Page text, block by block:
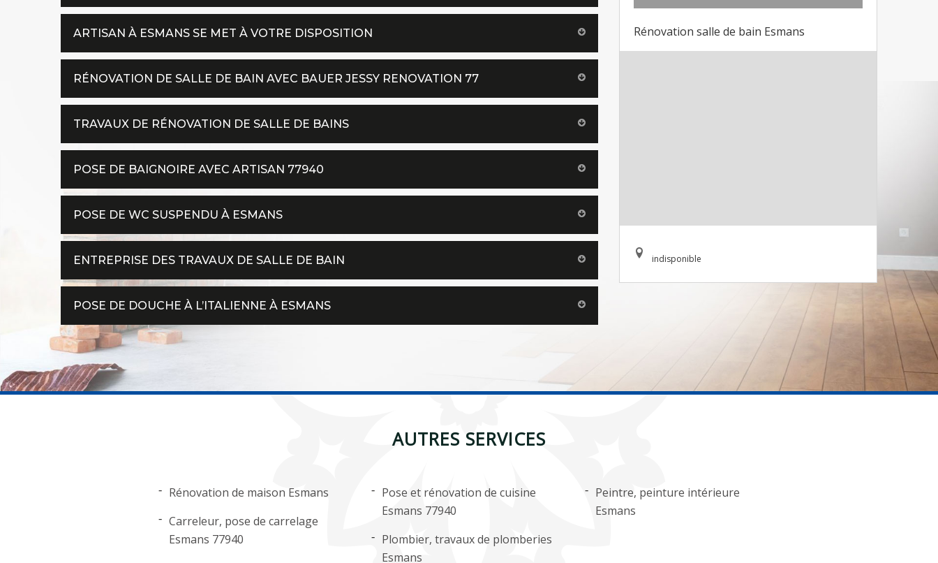
ARTISAN À ESMANS SE MET À VOTRE DISPOSITION
RÉNOVATION DE SALLE DE BAIN AVEC BAUER JESSY RENOVATION 77
TRAVAUX DE RÉNOVATION DE SALLE DE BAINS
POSE DE BAIGNOIRE AVEC ARTISAN 77940
POSE DE WC SUSPENDU À ESMANS
ENTREPRISE DES TRAVAUX DE SALLE DE BAIN
POSE DE DOUCHE À L’ITALIENNE À ESMANS
Rénovation salle de bain Esmans
indisponible
AUTRES SERVICES
Rénovation de maison Esmans
Carreleur, pose de carrelage
Esmans 77940
Pose et rénovation de cuisine
Esmans 77940
Plombier, travaux de plomberies
Esmans
Peintre, peinture intérieure
Esmans